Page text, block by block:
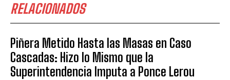
RELACIONADOS
Piñera Metido Hasta las Masas en Caso
Cascadas: Hizo lo Mismo que la
Superintendencia Imputa a Ponce Lerou